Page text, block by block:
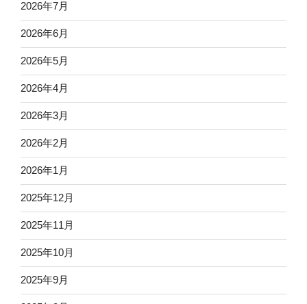
2026年7月
2026年6月
2026年5月
2026年4月
2026年3月
2026年2月
2026年1月
2025年12月
2025年11月
2025年10月
2025年9月